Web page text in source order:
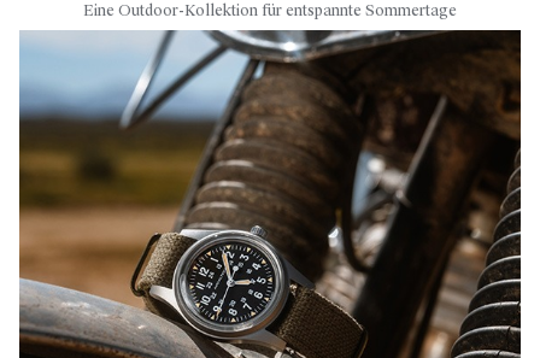
Eine Outdoor-Kollektion für entspannte Sommertage